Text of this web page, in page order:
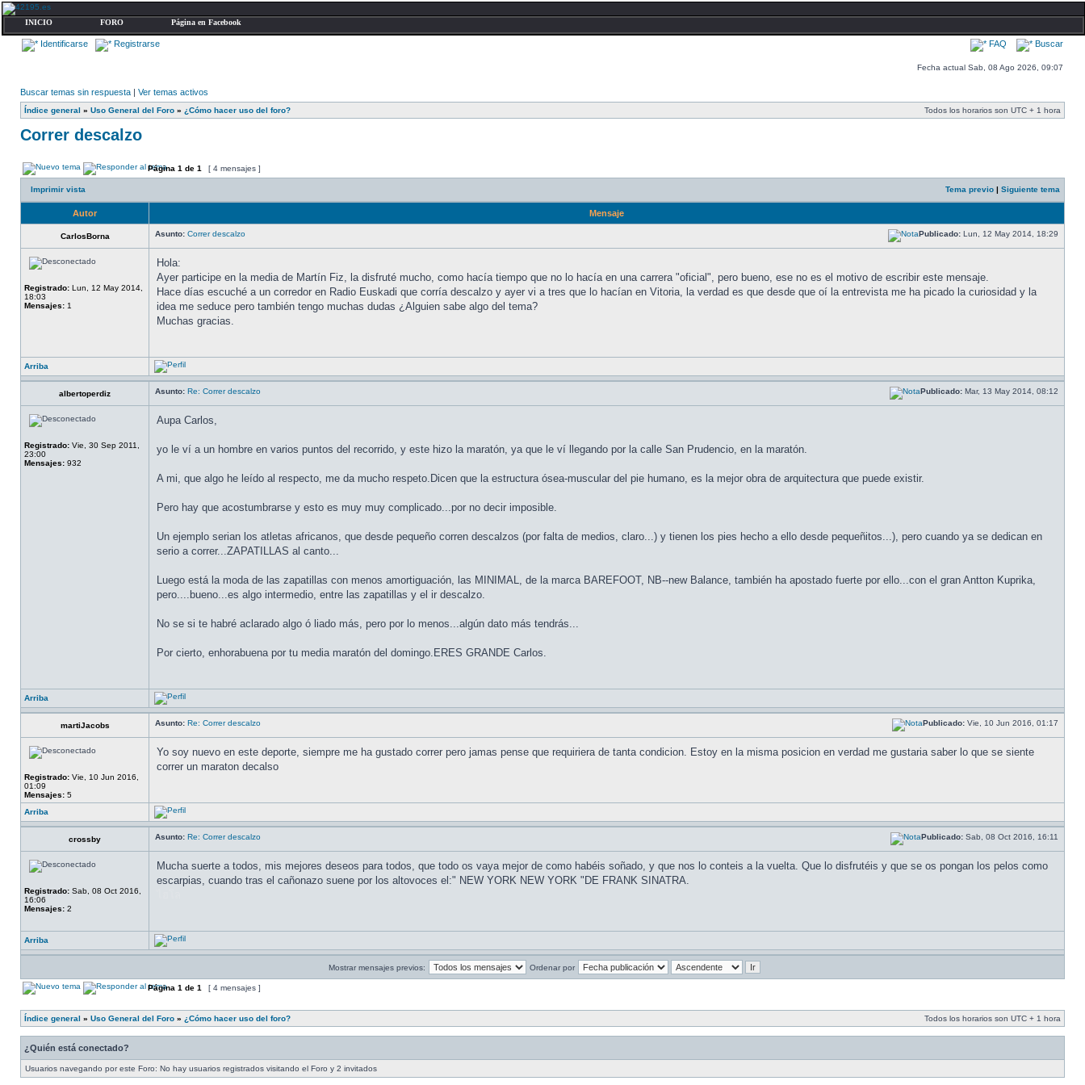
INICIO FORO Página en Facebook
Identificarse Registrarse FAQ Buscar
Fecha actual Sab, 08 Ago 2026, 09:07
Buscar temas sin respuesta | Ver temas activos
Índice general » Uso General del Foro » ¿Cómo hacer uso del foro? Todos los horarios son UTC + 1 hora
Correr descalzo
Página 1 de 1 [ 4 mensajes ]
Imprimir vista Tema previo | Siguiente tema
Autor Mensaje
CarlosBorna Asunto: Correr descalzo Publicado: Lun, 12 May 2014, 18:29
Registrado: Lun, 12 May 2014,
18:03
Mensajes: 1
Hola:
Ayer participe en la media de Martín Fiz, la disfruté mucho, como hacía tiempo que no lo hacía en una carrera "oficial", pero bueno, ese no es el motivo de escribir este mensaje.
Hace días escuché a un corredor en Radio Euskadi que corría descalzo y ayer vi a tres que lo hacían en Vitoria, la verdad es que desde que oí la entrevista me ha picado la curiosidad y la
idea me seduce pero también tengo muchas dudas ¿Alguien sabe algo del tema?
Muchas gracias.
Arriba
albertoperdiz Asunto: Re: Correr descalzo Publicado: Mar, 13 May 2014, 08:12
Registrado: Vie, 30 Sep 2011,
23:00
Mensajes: 932
Aupa Carlos,
yo le ví a un hombre en varios puntos del recorrido, y este hizo la maratón, ya que le ví llegando por la calle San Prudencio, en la maratón.
A mi, que algo he leído al respecto, me da mucho respeto.Dicen que la estructura ósea-muscular del pie humano, es la mejor obra de arquitectura que puede existir.
Pero hay que acostumbrarse y esto es muy muy complicado...por no decir imposible.
Un ejemplo serian los atletas africanos, que desde pequeño corren descalzos (por falta de medios, claro...) y tienen los pies hecho a ello desde pequeñitos...), pero cuando ya se dedican en
serio a correr...ZAPATILLAS al canto...
Luego está la moda de las zapatillas con menos amortiguación, las MINIMAL, de la marca BAREFOOT, NB--new Balance, también ha apostado fuerte por ello...con el gran Antton Kuprika,
pero....bueno...es algo intermedio, entre las zapatillas y el ir descalzo.
No se si te habré aclarado algo ó liado más, pero por lo menos...algún dato más tendrás...
Por cierto, enhorabuena por tu media maratón del domingo.ERES GRANDE Carlos.
Arriba
martiJacobs Asunto: Re: Correr descalzo Publicado: Vie, 10 Jun 2016, 01:17
Registrado: Vie, 10 Jun 2016,
01:09
Mensajes: 5
Yo soy nuevo en este deporte, siempre me ha gustado correr pero jamas pense que requiriera de tanta condicion. Estoy en la misma posicion en verdad me gustaria saber lo que se siente
correr un maraton decalso
Arriba
crossby Asunto: Re: Correr descalzo Publicado: Sab, 08 Oct 2016, 16:11
Registrado: Sab, 08 Oct 2016,
16:06
Mensajes: 2
Mucha suerte a todos, mis mejores deseos para todos, que todo os vaya mejor de como habéis soñado, y que nos lo conteis a la vuelta. Que lo disfrutéis y que se os pongan los pelos como
escarpias, cuando tras el cañonazo suene por los altovoces el:" NEW YORK NEW YORK "DE FRANK SINATRA.
Arriba
Mostrar mensajes previos: Ordenar por
Página 1 de 1 [ 4 mensajes ]
Índice general » Uso General del Foro » ¿Cómo hacer uso del foro? Todos los horarios son UTC + 1 hora
¿Quién está conectado?
Usuarios navegando por este Foro: No hay usuarios registrados visitando el Foro y 2 invitados